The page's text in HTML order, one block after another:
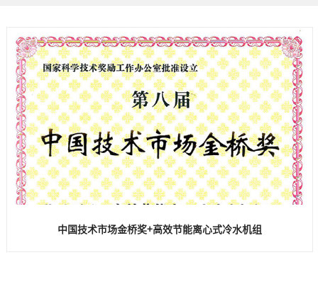
中国技术市场金桥奖+高效节能离心式冷水机组